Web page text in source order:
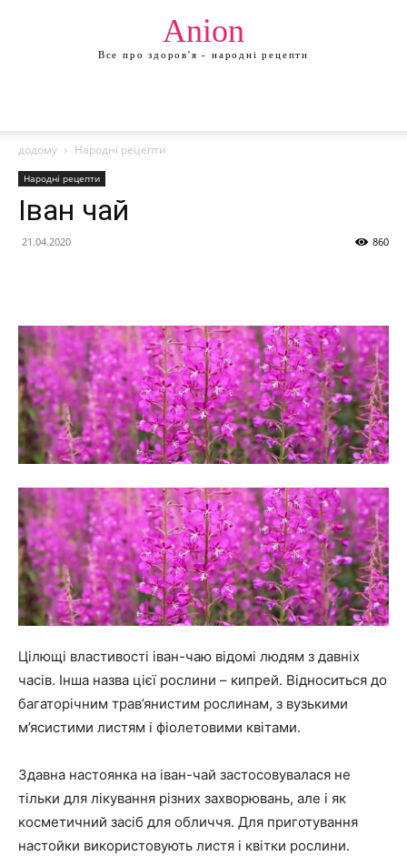
Anion
Все про здоров'я - народні рецепти
додому Народні рецепти
Народні рецепти
Іван чай
21.04.2020 860
Цілющі властивості іван-чаю відомі людям з давніх
часів. Інша назва цієї рослини – кипрей. Відноситься до
багаторічним трав’янистим рослинам, з вузькими
м’ясистими листям і фіолетовими квітами.
Здавна настоянка на іван-чай застосовувалася не
тільки для лікування різних захворювань, але і як
косметичний засіб для обличчя. Для приготування
настойки використовують листя і квітки рослини.